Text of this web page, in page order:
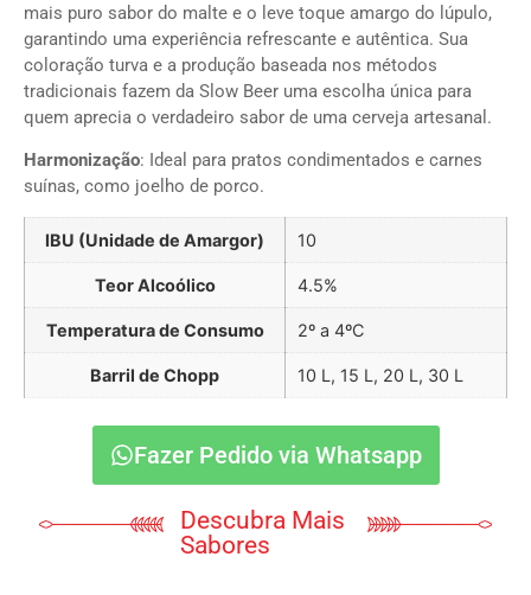
mais puro sabor do malte e o leve toque amargo do lúpulo,
garantindo uma experiência refrescante e autêntica. Sua
coloração turva e a produção baseada nos métodos
tradicionais fazem da Slow Beer uma escolha única para
quem aprecia o verdadeiro sabor de uma cerveja artesanal.
Harmonização: Ideal para pratos condimentados e carnes
suínas, como joelho de porco.
IBU (Unidade de Amargor) 10
Teor Alcoólico 4.5%
Temperatura de Consumo 2º a 4ºC
Barril de Chopp 10 L, 15 L, 20 L, 30 L
Fazer Pedido via Whatsapp
Descubra Mais
Sabores